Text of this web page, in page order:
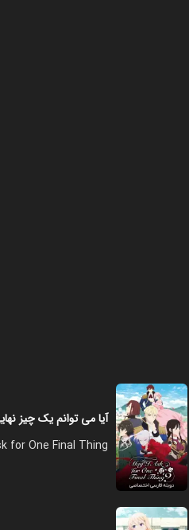
آیا می توانم یک چیز
for One Final Thing?